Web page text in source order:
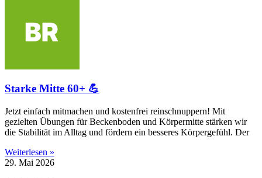
Starke Mitte 60+ 💪
Jetzt einfach mitmachen und kostenfrei reinschnuppern! Mit
gezielten Übungen für Beckenboden und Körpermitte stärken wir
die Stabilität im Alltag und fördern ein besseres Körpergefühl. Der
Weiterlesen »
29. Mai 2026